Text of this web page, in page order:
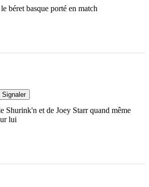
béret basque porté en match
Signaler
Shurink'n et de Joey Starr quand même
lui